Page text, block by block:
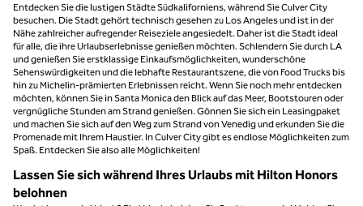
Entdecken Sie die lustigen Städte Südkaliforniens, während Sie Culver City
besuchen. Die Stadt gehört technisch gesehen zu Los Angeles und ist in der
Nähe zahlreicher aufregender Reiseziele angesiedelt. Daher ist die Stadt ideal
für alle, die ihre Urlaubserlebnisse genießen möchten. Schlendern Sie durch LA
und genießen Sie erstklassige Einkaufsmöglichkeiten, wunderschöne
Sehenswürdigkeiten und die lebhafte Restaurantszene, die von Food Trucks bis
hin zu Michelin-prämierten Erlebnissen reicht. Wenn Sie noch mehr entdecken
möchten, können Sie in Santa Monica den Blick auf das Meer, Bootstouren oder
vergnügliche Stunden am Strand genießen. Gönnen Sie sich ein Leasingpaket
und machen Sie sich auf den Weg zum Strand von Venedig und erkunden Sie die
Promenade mit Ihrem Haustier. In Culver City gibt es endlose Möglichkeiten zum
Spaß. Entdecken Sie also alle Möglichkeiten!
Lassen Sie sich während Ihres Urlaubs mit Hilton Honors
belohnen